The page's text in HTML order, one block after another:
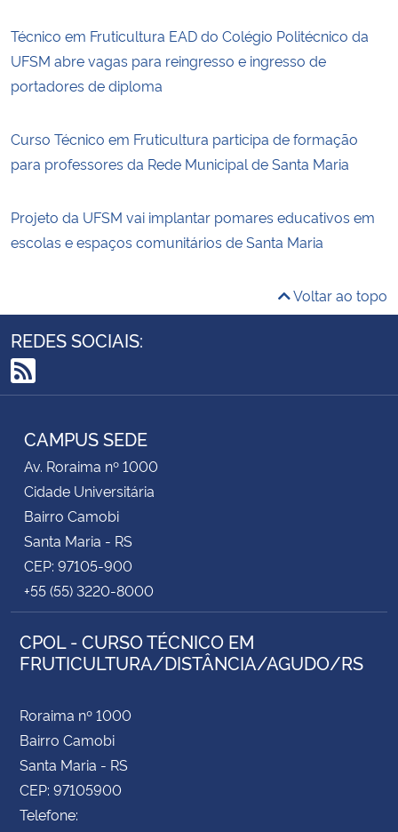
Técnico em Fruticultura EAD do Colégio Politécnico da
UFSM abre vagas para reingresso e ingresso de
portadores de diploma
Curso Técnico em Fruticultura participa de formação
para professores da Rede Municipal de Santa Maria
Projeto da UFSM vai implantar pomares educativos em
escolas e espaços comunitários de Santa Maria
Voltar ao topo
REDES SOCIAIS:
RSS
CAMPUS SEDE
Av. Roraima nº 1000
Cidade Universitária
Bairro Camobi
Santa Maria - RS
CEP: 97105-900
+55 (55) 3220-8000
CPOL - CURSO TÉCNICO EM
FRUTICULTURA/DISTÂNCIA/AGUDO/RS
Roraima nº 1000
Bairro Camobi
Santa Maria - RS
CEP: 97105900
Telefone: